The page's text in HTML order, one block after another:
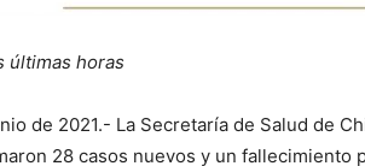
últimas horas
de 2021.- La Secretaría de Salud de
28 casos nuevos y un fallecimiento